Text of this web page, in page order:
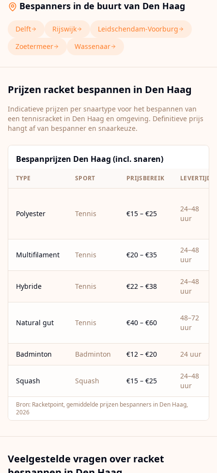
Bespanners in de buurt van Den Haag
Delft Rijswijk
Leidschendam-Voorburg
Zoetermeer
Wassenaar
Prijzen racket bespannen in Den Haag
Indicatieve prijzen per snaartype voor het bespannen van
een tennisracket in Den Haag en omgeving. Definitieve prijs
hangt af van bespanner en snaarkeuze.
Bespanprijzen Den Haag (incl. snaren)
TYPE SPORT PRIJSBEREIK LEVERTIJD
Polyester Tennis €15 – €25
24–48
uur
Multifilament Tennis €20 – €35
24–48
uur
Hybride Tennis €22 – €38
24–48
uur
Natural gut Tennis €40 – €60
48–72
uur
Badminton Badminton €12 – €20 24 uur
Squash Squash €15 – €25
24–48
uur
Bron: Racketpoint, gemiddelde prijzen bespanners in Den Haag,
2026
Veelgestelde vragen over racket